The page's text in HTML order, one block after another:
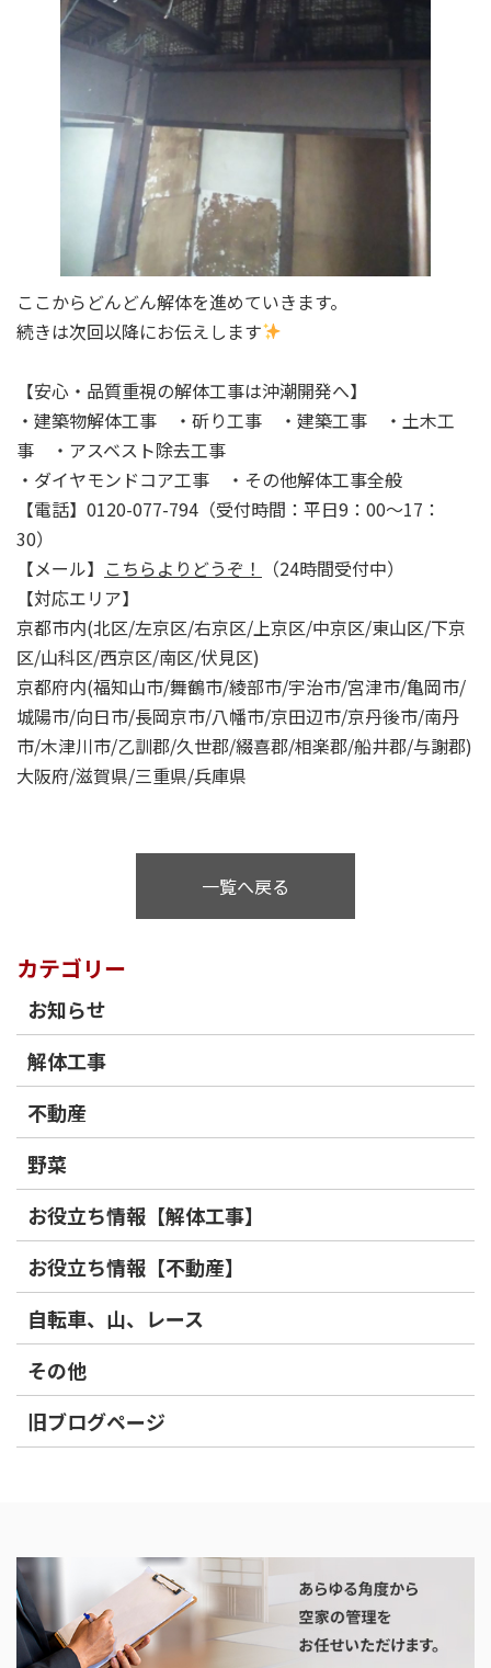
ここからどんどん解体を進めていきます。
続きは次回以降にお伝えします
【安心・品質重視の解体工事は沖潮開発へ】
・建築物解体工事 ・斫り工事 ・建築工事 ・土木工
事 ・アスベスト除去工事
・ダイヤモンドコア工事 ・その他解体工事全般
【電話】0120-077-794（受付時間：平日9：00～17：
30）
【メール】 こちらよりどうぞ！
（24時間受付中）
【対応エリア】
京都市内(北区/左京区/右京区/上京区/中京区/東山区/下京
区/山科区/西京区/南区/伏見区)
京都府内(福知山市/舞鶴市/綾部市/宇治市/宮津市/亀岡市/
城陽市/向日市/長岡京市/八幡市/京田辺市/京丹後市/南丹
市/木津川市/乙訓郡/久世郡/綴喜郡/相楽郡/船井郡/与謝郡)
大阪府/滋賀県/三重県/兵庫県
一覧へ戻る
カテゴリー
お知らせ
解体工事
不動産
野菜
お役立ち情報【解体工事】
お役立ち情報【不動産】
自転車、山、レース
その他
旧ブログページ